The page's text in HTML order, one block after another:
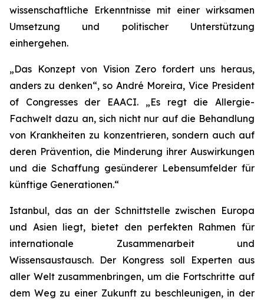
wissenschaftliche Erkenntnisse mit einer wirksamen
Umsetzung und politischer Unterstützung
einhergehen.
„Das Konzept von Vision Zero fordert uns heraus,
anders zu denken“, so André Moreira, Vice President
of Congresses der EAACI. „Es regt die Allergie-
Fachwelt dazu an, sich nicht nur auf die Behandlung
von Krankheiten zu konzentrieren, sondern auch auf
deren Prävention, die Minderung ihrer Auswirkungen
und die Schaffung gesünderer Lebensumfelder für
künftige Generationen.“
Istanbul, das an der Schnittstelle zwischen Europa
und Asien liegt, bietet den perfekten Rahmen für
internationale Zusammenarbeit und
Wissensaustausch. Der Kongress soll Experten aus
aller Welt zusammenbringen, um die Fortschritte auf
dem Weg zu einer Zukunft zu beschleunigen, in der